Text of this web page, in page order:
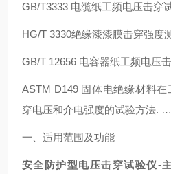
GB/T3333 电缆纸工频电压击穿
HG/T 3330绝缘漆漆膜击穿强度
GB/T 12656 电容器纸工频电压
ASTM D149 固体电绝缘材料
穿电压和介电强度的试验方法
一、适用范围及功能
安全防护型电压击穿试验仪-